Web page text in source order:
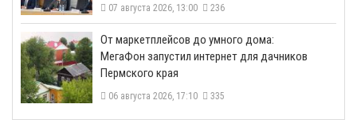
07 августа 2026, 13:00 236
От маркетплейсов до умного дома:
МегаФон запустил интернет для дачников
Пермского края
06 августа 2026, 17:10 335